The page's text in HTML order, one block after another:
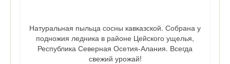
Натуральная пыльца сосны кавказской. Собрана у
подножия ледника в районе Цейского ущелья,
Республика Северная Осетия-Алания. Всегда
свежий урожай!